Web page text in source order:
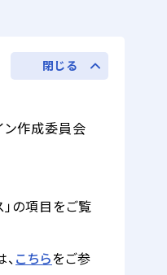
閉じる
ン作成委員会
の項目をご覧
こちらをご参